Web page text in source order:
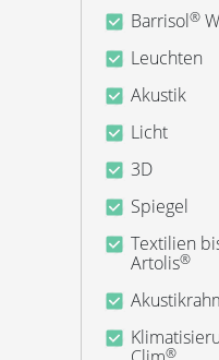
Barrisol®
Leuchten
Akustik
Licht
3D
Spiegel
Textilien
Artolis®
®